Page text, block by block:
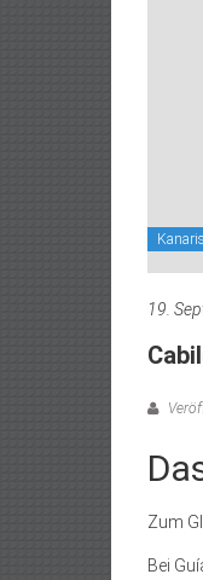
19.
Zum
Bei